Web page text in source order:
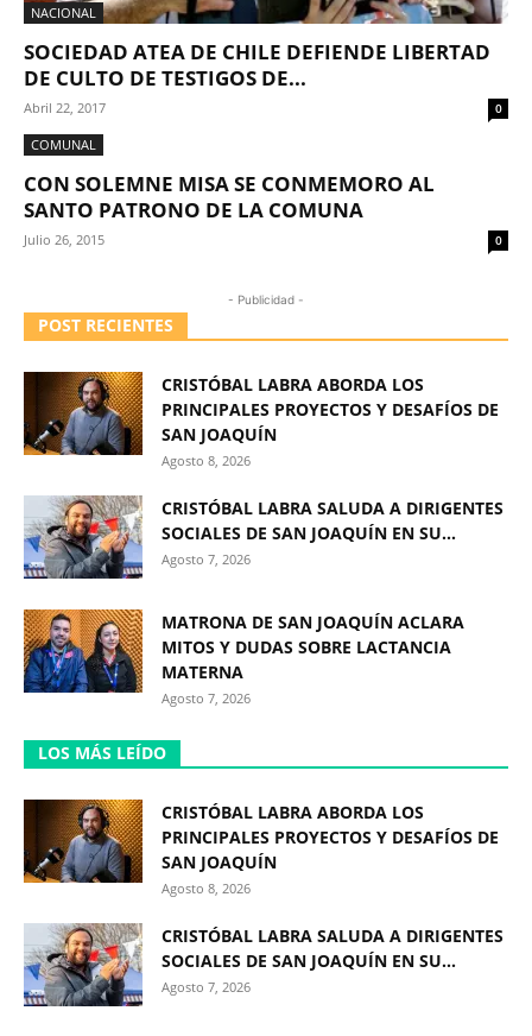
NACIONAL
SOCIEDAD ATEA DE CHILE DEFIENDE LIBERTAD
DE CULTO DE TESTIGOS DE...
Abril 22, 2017 0
COMUNAL
CON SOLEMNE MISA SE CONMEMORO AL
SANTO PATRONO DE LA COMUNA
Julio 26, 2015 0
- Publicidad -
POST RECIENTES
CRISTÓBAL LABRA ABORDA LOS
PRINCIPALES PROYECTOS Y DESAFÍOS DE
SAN JOAQUÍN
Agosto 8, 2026
CRISTÓBAL LABRA SALUDA A DIRIGENTES
SOCIALES DE SAN JOAQUÍN EN SU...
Agosto 7, 2026
MATRONA DE SAN JOAQUÍN ACLARA
MITOS Y DUDAS SOBRE LACTANCIA
MATERNA
Agosto 7, 2026
LOS MÁS LEÍDO
CRISTÓBAL LABRA ABORDA LOS
PRINCIPALES PROYECTOS Y DESAFÍOS DE
SAN JOAQUÍN
Agosto 8, 2026
CRISTÓBAL LABRA SALUDA A DIRIGENTES
SOCIALES DE SAN JOAQUÍN EN SU...
Agosto 7, 2026